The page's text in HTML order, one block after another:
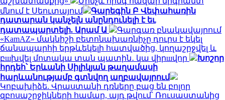
մնում է Սեուտայում
Գարեգին Բ Վեփահառին
դատարան կանչելն անընդունելի է եւ
դատապարտելի. Արամ Ա
Գարգառ բնակավայրում
«KamAZ» մակնիշի բետոնախառնիչը դուրս է եկել
ճանապարհի երթևեկելի հատվածից, կողաշրջվել և
բшխվել մոտակա տան պատին․ կա վիրшվոր
Խոշոր
հրդեհ՝ Երևանի Սիլիկյան թաղամասի
հարևանությամբ գտնվող աղբավայրում
Կոբախիձե. Վրաստանի դռները բաց են բոլոր
զբոսաշրջիկների համար, այդ թվում՝ Ռուսաստանից